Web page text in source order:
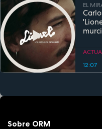
EL
12:07
Sobre ORM